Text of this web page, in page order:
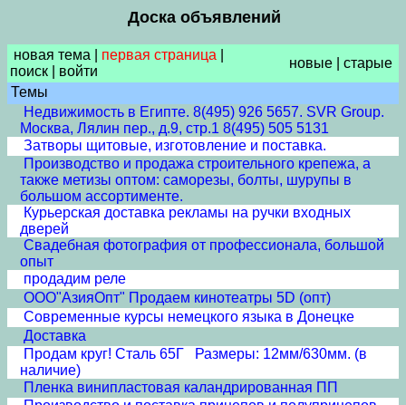
Доска объявлений
новая тема первая страница
поиск
войти
новые
старые
Темы
Недвижимость в Египте. 8(495) 926 5657. SVR Group.
Москва, Лялин пер., д.9, стр.1 8(495) 505 5131
Затворы щитовые, изготовление и поставка.
Производство и продажа строительного крепежа, а
также метизы оптом: саморезы, болты, шурупы в
большом ассортименте.
Курьерская доставка рекламы на ручки входных
дверей
Свадебная фотография от профессионала, большой
опыт
продадим реле
ООО"АзияОпт" Продаем кинотеатры 5D (опт)
Современные курсы немецкого языка в Донецке
Доставка
Продам круг! Сталь 65Г Размеры: 12мм/630мм. (в
наличие)
Пленка винипластовая каландрированная ПП